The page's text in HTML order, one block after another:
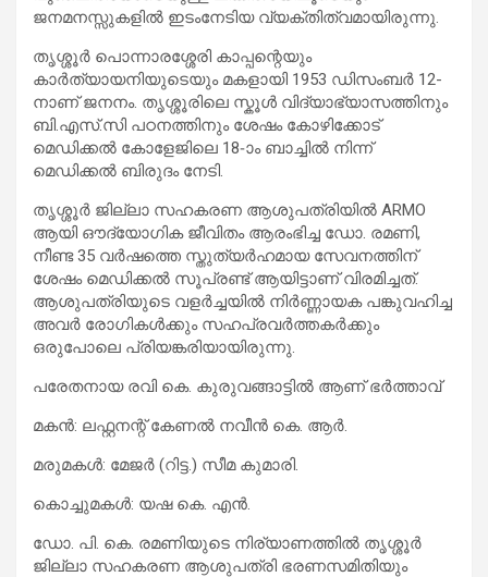
ജനമനസ്സുകളിൽ ഇടംനേടിയ വ്യക്തിത്വമായിരുന്നു.
തൃശ്ശൂർ പൊന്നാരശ്ശേരി കാപ്പന്റെയും
കാർത്യായനിയുടെയും മകളായി 1953 ഡിസംബർ 12-
നാണ് ജനനം. തൃശ്ശൂരിലെ സ്കൂൾ വിദ്യാഭ്യാസത്തിനും
ബി.എസ്.സി പഠനത്തിനും ശേഷം കോഴിക്കോട്
മെഡിക്കൽ കോളേജിലെ 18-ാം ബാച്ചിൽ നിന്ന്
മെഡിക്കൽ ബിരുദം നേടി.
തൃശ്ശൂർ ജില്ലാ സഹകരണ ആശുപത്രിയിൽ ARMO
ആയി ഔദ്യോഗിക ജീവിതം ആരംഭിച്ച ഡോ. രമണി,
നീണ്ട 35 വർഷത്തെ സ്തുത്യർഹമായ സേവനത്തിന്
ശേഷം മെഡിക്കൽ സൂപ്രണ്ട് ആയിട്ടാണ് വിരമിച്ചത്.
ആശുപത്രിയുടെ വളർച്ചയിൽ നിർണ്ണായക പങ്കുവഹിച്ച
അവർ രോഗികൾക്കും സഹപ്രവർത്തകർക്കും
ഒരുപോലെ പ്രിയങ്കരിയായിരുന്നു.
പരേതനായ രവി കെ. കുരുവങ്ങാട്ടിൽ ആണ് ഭർത്താവ്
മകൻ: ലഫ്റ്റനന്റ് കേണൽ നവീൻ കെ. ആർ.
മരുമകൾ: മേജർ (റിട്ട.) സീമ കുമാരി.
കൊച്ചുമകൾ: യഷ കെ. എൻ.
ഡോ. പി. കെ. രമണിയുടെ നിര്യാണത്തിൽ തൃശ്ശൂർ
ജില്ലാ സഹകരണ ആശുപത്രി ഭരണസമിതിയും